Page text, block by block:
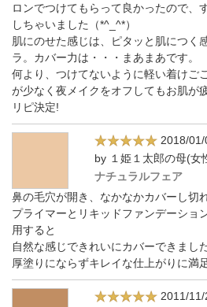
ロンでつけてもらって良かったので、
しちゃいました（*^_^*）
肌にのせた感じは、ピタッと肌につく
ラ。カバー力は・・・まあまあです。
何より、つけてないように軽い着けご
が少なく夜メイクをオフしてもお肌が
リピ決定!
2018/01/
by １姫１太郎の母(女
ナチュラルフェア
鼻の毛穴が開き、なかなかカバーし切
プライマーとリキッドファンデーショ
用すると
自然な感じできれいにカバーできました
厚塗りにならずキレイな仕上がりに満
2011/11/